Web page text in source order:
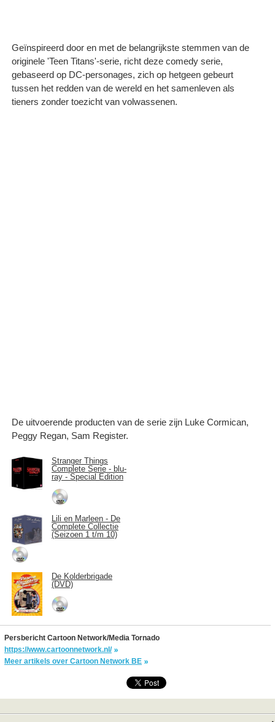
Geïnspireerd door en met de belangrijkste stemmen van de
originele 'Teen Titans'-serie, richt deze comedy serie,
gebaseerd op DC-personages, zich op hetgeen gebeurt
tussen het redden van de wereld en het samenleven als
tieners zonder toezicht van volwassenen.
De uitvoerende producten van de serie zijn Luke Cormican,
Peggy Regan, Sam Register.
Stranger Things
Complete Serie - blu-
ray - Special Edition
Lili en Marleen - De
Complete Collectie
(Seizoen 1 t/m 10)
De Kolderbrigade
(DVD)
Persbericht Cartoon Network/Media Tornado
https://www.cartoonnetwork.nl/
Meer artikels over Cartoon Network BE